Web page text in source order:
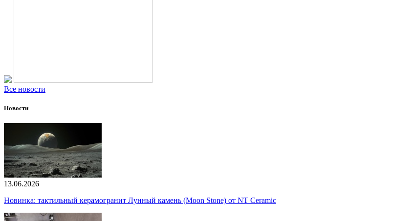
Все новости
Новости
13.06.2026
Новинка: тактильный керамогранит Лунный камень (Moon Stone) от NT Ceramic